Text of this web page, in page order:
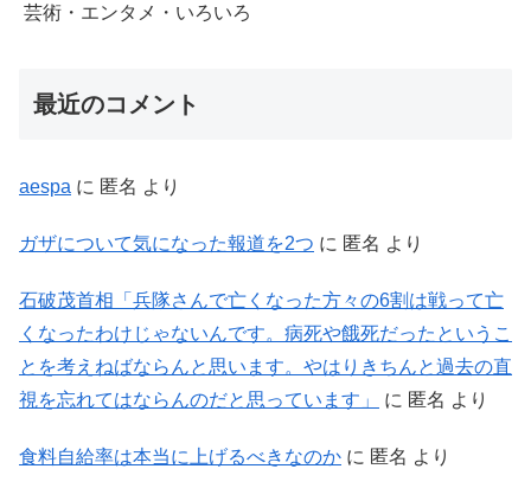
芸術・エンタメ・いろいろ
最近のコメント
aespa に 匿名 より
ガザについて気になった報道を2つ に 匿名 より
石破茂首相「兵隊さんで亡くなった方々の6割は戦って亡
くなったわけじゃないんです。病死や餓死だったというこ
とを考えねばならんと思います。やはりきちんと過去の直
視を忘れてはならんのだと思っています」
に 匿名 より
食料自給率は本当に上げるべきなのか に 匿名 より